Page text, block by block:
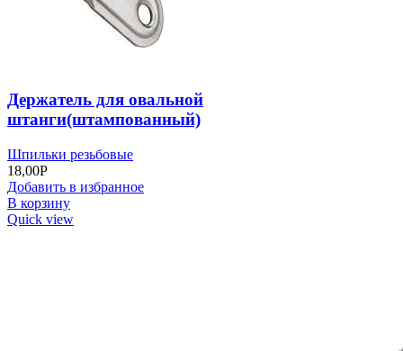
Держатель для овальной
штанги(штампованный)
Шпильки резьбовые
18,00Р
Добавить в избранное
В корзину
Quick view